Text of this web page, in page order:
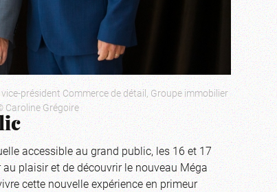
président Commerce de détail, Groupe immobilier
Caroline Grégoire
accessible au grand public, les 16 et 17
plaisir et de découvrir le nouveau Méga
cette nouvelle expérience en primeur